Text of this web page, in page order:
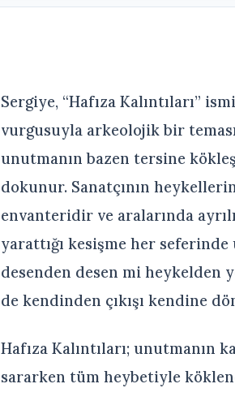
Sergiye, “Hafıza Kalıntıları”
vurgusuyla arkeolojik bir
unutmanın bazen tersine
dokunur. Sanatçının
envanteridir ve aralarında
yarattığı kesişme her
desenden desen mi heykelden
de kendinden çıkışı kendine
Hafıza Kalıntıları; unutmanın
sararken tüm heybetiyle